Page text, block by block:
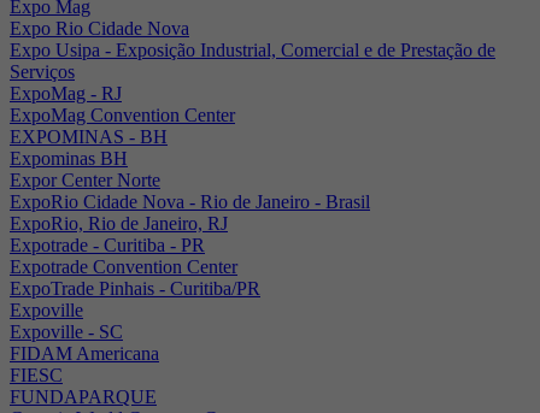
Expo Mag
Expo Rio Cidade Nova
Expo Usipa - Exposição Industrial, Comercial e de Prestação de
Serviços
ExpoMag - RJ
ExpoMag Convention Center
EXPOMINAS - BH
Expominas BH
Expor Center Norte
ExpoRio Cidade Nova - Rio de Janeiro - Brasil
ExpoRio, Rio de Janeiro, RJ
Expotrade - Curitiba - PR
Expotrade Convention Center
ExpoTrade Pinhais - Curitiba/PR
Expoville
Expoville - SC
FIDAM Americana
FIESC
FUNDAPARQUE